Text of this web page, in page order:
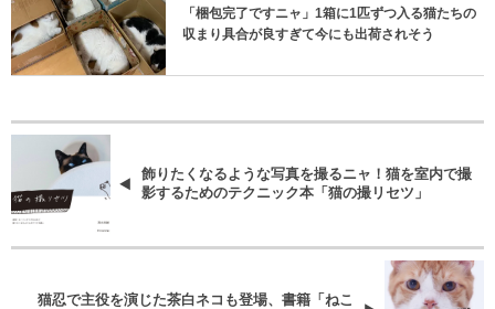
「梱包完了ですニャ」1箱に1匹ずつ入る猫たちの
収まり具合が良すぎて今にも出荷されそう
飾りたくなるような写真を撮るニャ！猫を室内で撮
影するためのテクニック本「猫の撮リセツ」
猫忍で主役を演じた茶白ネコも登場、書籍「ねこ